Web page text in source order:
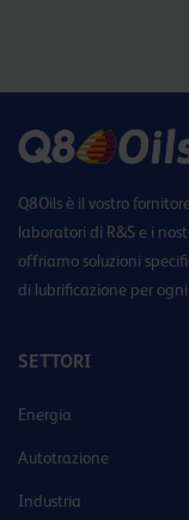
Q8Oils è il vostro
laboratori di R&S e i
offriamo soluzioni
di lubrificazione per
SETTORI
Energia
Autotrazione
Industria